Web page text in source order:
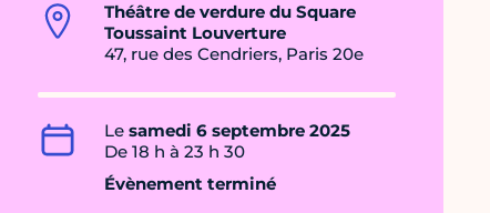
Théâtre de verdure du Square
Toussaint Louverture
47, rue des Cendriers, Paris 20e
Le samedi 6 septembre 2025
De 18 h à 23 h 30
Évènement terminé